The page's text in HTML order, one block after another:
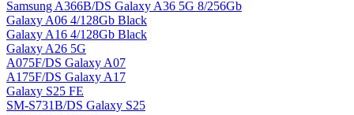
Samsung A366B/DS Galaxy A36 5G 8/256Gb
Galaxy A06 4/128Gb Black
Galaxy A16 4/128Gb Black
Galaxy A26 5G
A075F/DS Galaxy A07
A175F/DS Galaxy A17
Galaxy S25 FE
SM-S731B/DS Galaxy S25